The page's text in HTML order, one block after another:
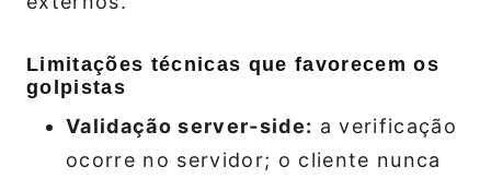
Limitações técnicas que favorecem os
golpistas
Validação server‑side: a verificação
ocorre no servidor; o cliente nunca